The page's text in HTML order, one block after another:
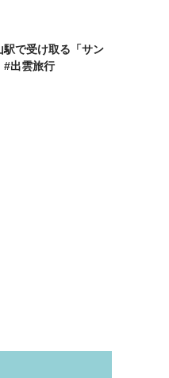
で受け取る「サン
出雲旅行